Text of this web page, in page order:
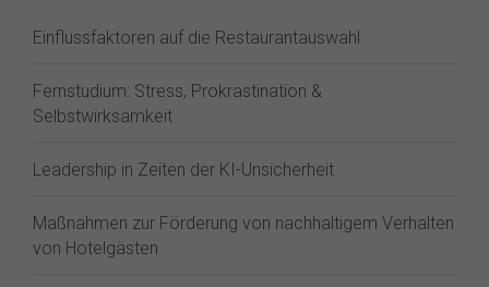
Einflussfaktoren auf die Restaurantauswahl
Fernstudium: Stress, Prokrastination &
Selbstwirksamkeit
Leadership in Zeiten der KI-Unsicherheit
Maßnahmen zur Förderung von nachhaltigem Verhalten
von Hotelgästen